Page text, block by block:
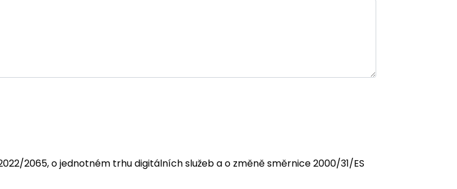
2065, o jednotném trhu digitálních služeb a o změně směrnice 2000/31/ES